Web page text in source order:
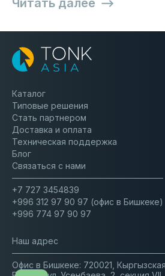
Тонк Азия на Digital Almaty
17.06
Каталог
Типовые решения
Стать партнером
Доставка и оплата
Техническая поддержка
Блог
Связаться с нами
+7 727 3454839
+996 312 97 90 97 (офис в Бишкеке)
+996 774 97 90 97
Наш адрес
Офис в Бишкеке: 720021,